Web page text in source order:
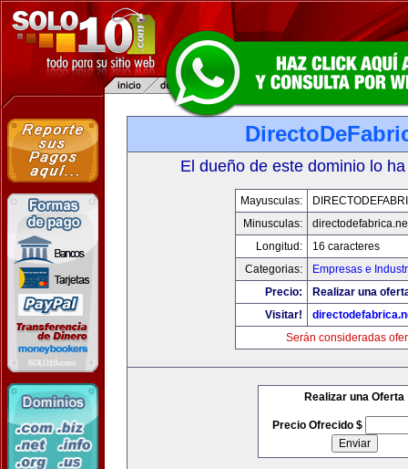
El dueño de este dominio lo
Mayusculas:
Minusculas:
Longitud:
16 caracteres
Categorias:
Empresas e
Precio:
Realizar una
Visitar!
Serán consideradas
Realizar una Oferta
Precio Ofrecido $